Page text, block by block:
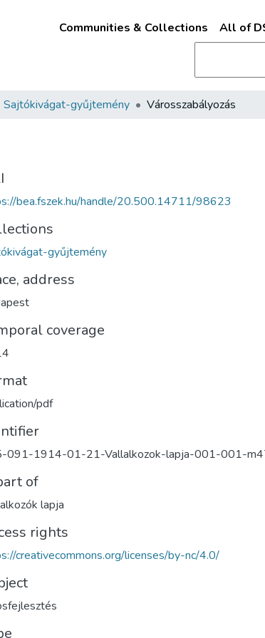
Communities & Collections All of
Sajtókivágat-gyűjtemény Városszabályozás
bea.fszek.hu/handle/20.500.14711/98623
gyűjtemény
address
coverage
pdf
091-1914-01-21-Vallalkozok-lapja-001-001-
of
lapja
rights
creativecommons.org/licenses/by-nc/4.0/